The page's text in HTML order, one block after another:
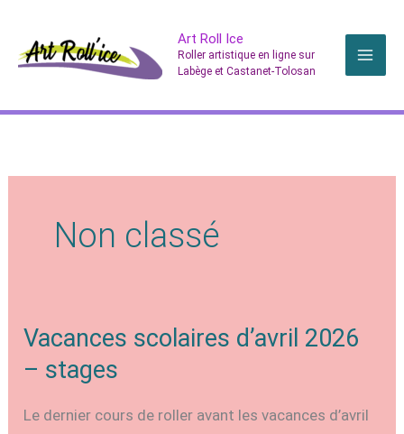
contenu
Art Roll Ice
Roller artistique en ligne sur
Labège et Castanet-Tolosan
Non classé
Vacances scolaires d’avril 2026
– stages
Le dernier cours de roller avant les vacances d’avril